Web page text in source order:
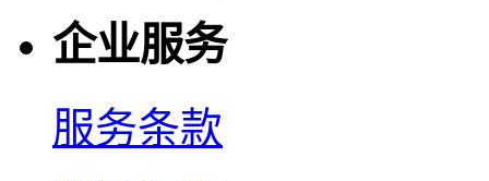
企业服务
服务条款